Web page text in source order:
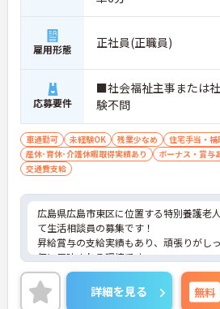
雇用形態 正社員(正職員)
応募要件
■社会福祉主事または
験不問
車通勤可 未経験OK 残業少なめ 住宅手当・補
産休･育休･介護休暇取得実績あり
ボーナス・賞与
交通費支給
広島県広島市東区に位置する特別養護老
て生活相談員の募集です！
昇給賞与の支給実績もあり、頑張りがし
価に反映される環境です。
ご興味ある方には、面接対策ポイントな
詳細をお話しいたしますのでお気軽にご相
い！
詳細を見る 無料